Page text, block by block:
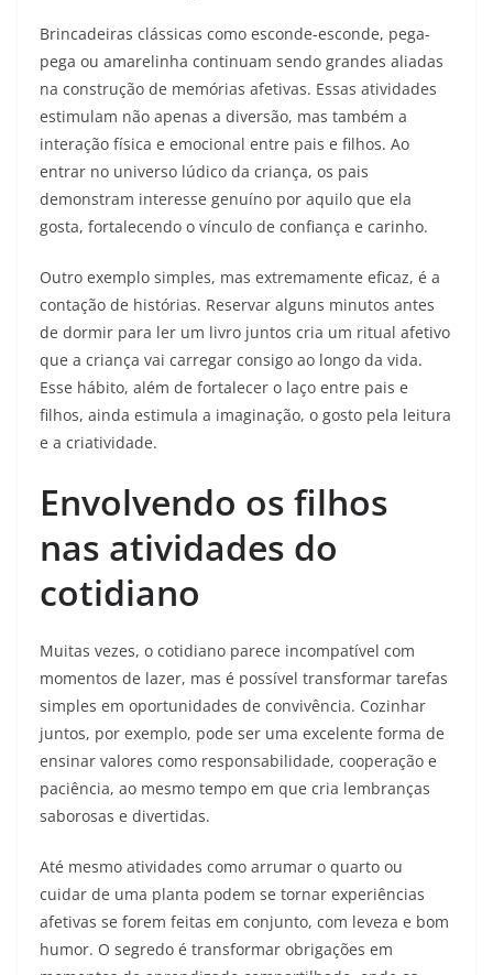
Brincadeiras clássicas como esconde-esconde, pega-
pega ou amarelinha continuam sendo grandes aliadas
na construção de memórias afetivas. Essas atividades
estimulam não apenas a diversão, mas também a
interação física e emocional entre pais e filhos. Ao
entrar no universo lúdico da criança, os pais
demonstram interesse genuíno por aquilo que ela
gosta, fortalecendo o vínculo de confiança e carinho.
Outro exemplo simples, mas extremamente eficaz, é a
contação de histórias. Reservar alguns minutos antes
de dormir para ler um livro juntos cria um ritual afetivo
que a criança vai carregar consigo ao longo da vida.
Esse hábito, além de fortalecer o laço entre pais e
filhos, ainda estimula a imaginação, o gosto pela leitura
e a criatividade.
Envolvendo os filhos
nas atividades do
cotidiano
Muitas vezes, o cotidiano parece incompatível com
momentos de lazer, mas é possível transformar tarefas
simples em oportunidades de convivência. Cozinhar
juntos, por exemplo, pode ser uma excelente forma de
ensinar valores como responsabilidade, cooperação e
paciência, ao mesmo tempo em que cria lembranças
saborosas e divertidas.
Até mesmo atividades como arrumar o quarto ou
cuidar de uma planta podem se tornar experiências
afetivas se forem feitas em conjunto, com leveza e bom
humor. O segredo é transformar obrigações em